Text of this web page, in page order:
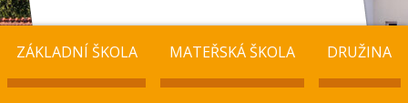
ZÁKLADNÍ ŠKOLA MATEŘSKÁ ŠKOLA DRUŽINA